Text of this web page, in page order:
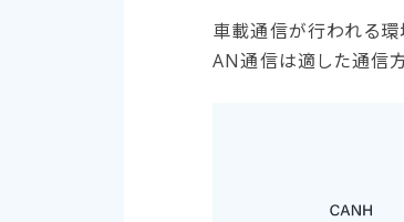
車載通信が行われる環
AN通信は適した通信方